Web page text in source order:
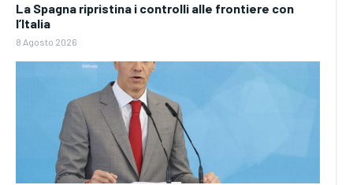
La Spagna ripristina i controlli alle frontiere con
l’Italia
8 Agosto 2026